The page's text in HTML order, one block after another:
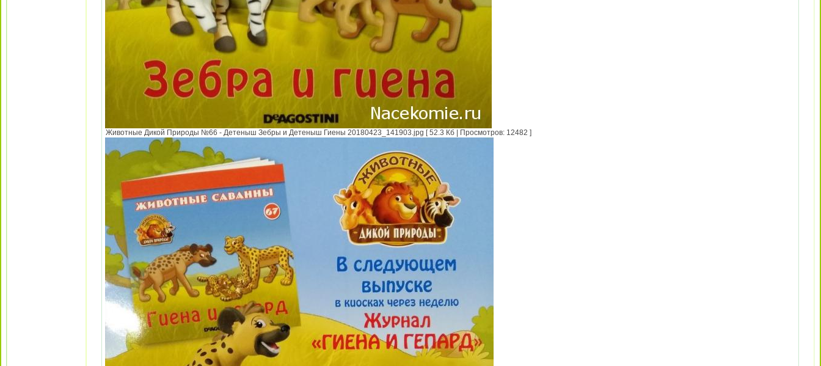
Животные Дикой Природы №66 - Детеныш Зебры и Детеныш Гиены 20180423_141903.jpg [ 52.3 Кб | Просмотров: 12482 ]